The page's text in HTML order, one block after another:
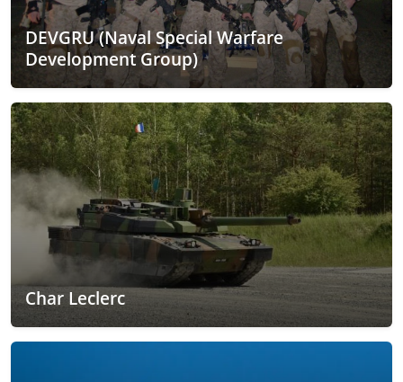
DEVGRU (Naval Special Warfare
Development Group)
Char Leclerc